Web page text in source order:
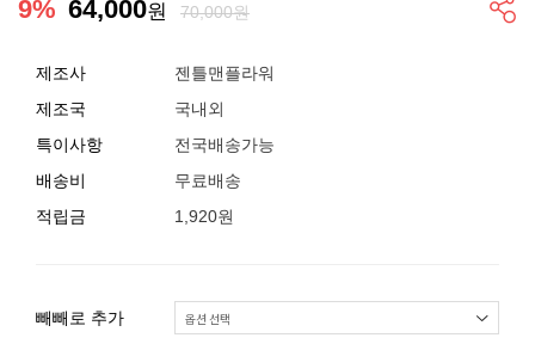
9% 64,000원 70,000원
제조사
젠틀맨플라워
제조국
국내외
특이사항
전국배송가능
배송비
무료배송
적립금
1,920원
빼빼로 추가